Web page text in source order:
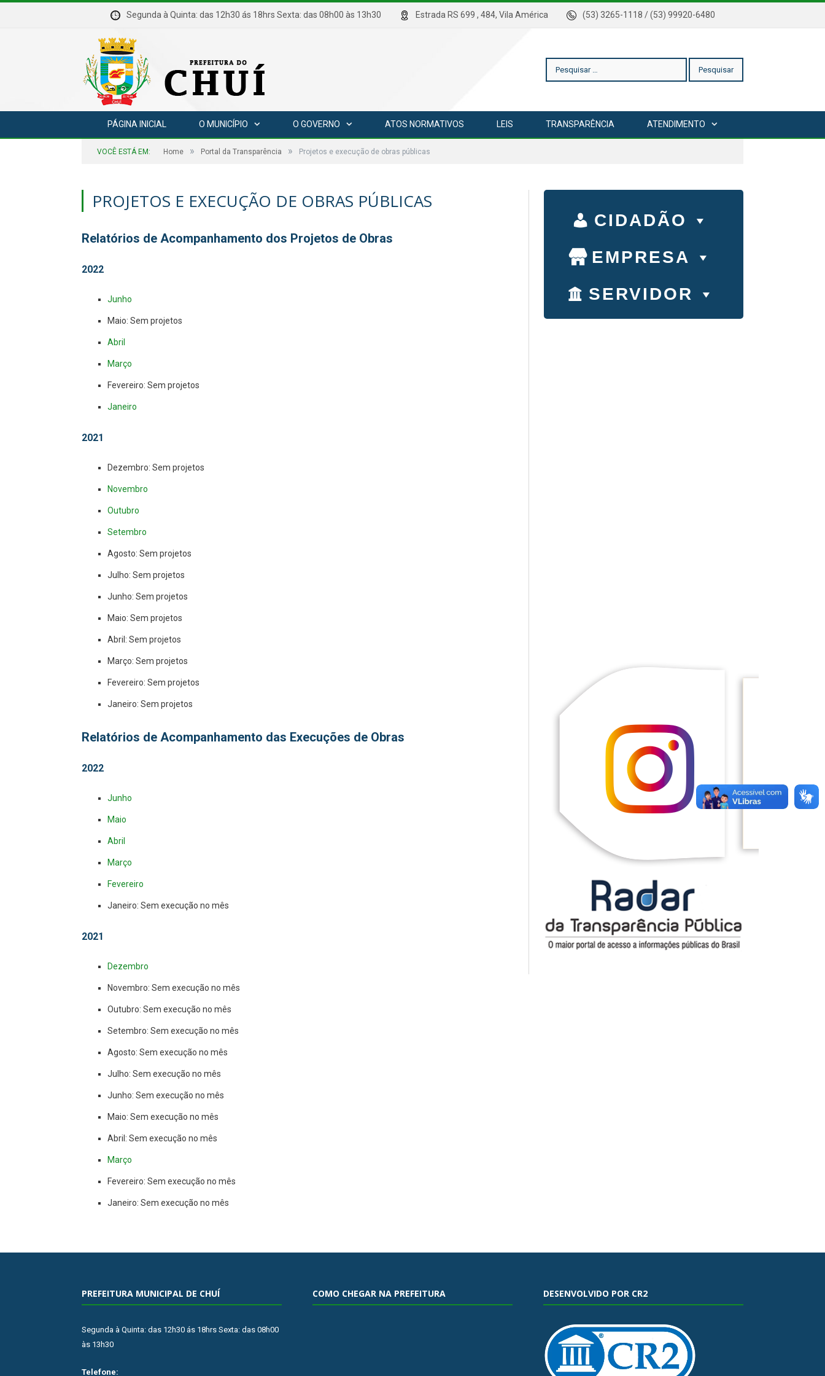
Segunda à Quinta: das 12h30 ás 18hrs Sexta: das 08h00 às 13h30 Estrada RS 699 , 484, Vila América (53) 3265-1118 / (53) 99920-6480
Pesquisar
PÁGINA INICIAL O MUNICÍPIO O GOVERNO ATOS NORMATIVOS LEIS TRANSPARÊNCIA ATENDIMENTO
VOCÊ ESTÁ EM: Home » Portal da Transparência » Projetos e execução de obras públicas
PROJETOS E EXECUÇÃO DE OBRAS PÚBLICAS
Relatórios de Acompanhamento dos Projetos de Obras
2022
Junho
Maio: Sem projetos
Abril
Março
Fevereiro: Sem projetos
Janeiro
2021
Dezembro: Sem projetos
Novembro
Outubro
Setembro
Agosto: Sem projetos
Julho: Sem projetos
Junho: Sem projetos
Maio: Sem projetos
Abril: Sem projetos
Março: Sem projetos
Fevereiro: Sem projetos
Janeiro: Sem projetos
Relatórios de Acompanhamento das Execuções de Obras
2022
Junho
Maio
Abril
Março
Fevereiro
Janeiro: Sem execução no mês
2021
Dezembro
Novembro: Sem execução no mês
Outubro: Sem execução no mês
Setembro: Sem execução no mês
Agosto: Sem execução no mês
Julho: Sem execução no mês
Junho: Sem execução no mês
Maio: Sem execução no mês
Abril: Sem execução no mês
Março
Fevereiro: Sem execução no mês
Janeiro: Sem execução no mês
CIDADÃO
EMPRESA
SERVIDOR
PREFEITURA MUNICIPAL DE CHUÍ
Segunda à Quinta: das 12h30 ás 18hrs Sexta: das 08h00
às 13h30
Telefone:
COMO CHEGAR NA PREFEITURA DESENVOLVIDO POR CR2